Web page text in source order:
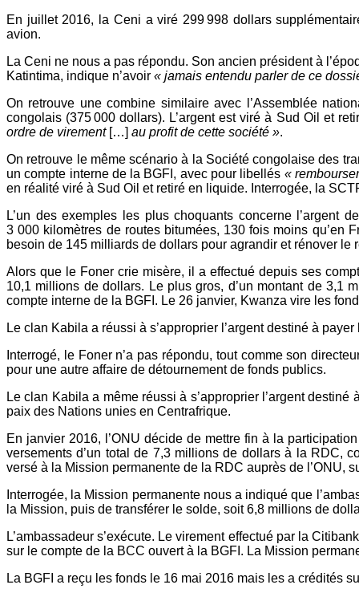
En juillet 2016, la Ceni a viré 299 998 dollars
avion.
La Ceni ne nous a pas répondu. Son ancien président à
Katintima, indique n’avoir « jamais entendu parler de ce
On retrouve une combine similaire avec l’Assemblée
congolais (375 000 dollars). L’argent est viré à Sud Oil et
ordre de virement […] au profit de cette société ».
On retrouve le même scénario à la Société congolaise des
un compte interne de la BGFI, avec pour libellés «
en réalité viré à Sud Oil et retiré en liquide. Interrogée, la
L’un des exemples les plus choquants concerne l’argent
3 000 kilomètres de routes bitumées, 130 fois moins qu’en
besoin de 145 milliards de dollars pour agrandir et rénover le
Alors que le Foner crie misère, il a effectué depuis ses
10,1 millions de dollars. Le plus gros, d’un montant de
compte interne de la BGFI. Le 26 janvier, Kwanza vire les
Le clan Kabila a réussi à s’approprier l’argent destiné à
Interrogé, le Foner n’a pas répondu, tout comme son
pour une autre affaire de détournement de fonds publics.
Le clan Kabila a même réussi à s’approprier l’argent
paix des Nations unies en Centrafrique.
En janvier 2016, l’ONU décide de mettre fin à la
versements d’un total de 7,3 millions de dollars à la RDC,
versé à la Mission permanente de la RDC auprès de l’ONU,
Interrogée, la Mission permanente nous a indiqué que
la Mission, puis de transférer le solde, soit 6,8 millions de
L’ambassadeur s’exécute. Le virement effectué par la
sur le compte de la BCC ouvert à la BGFI. La Mission
La BGFI a reçu les fonds le 16 mai 2016 mais les a crédités